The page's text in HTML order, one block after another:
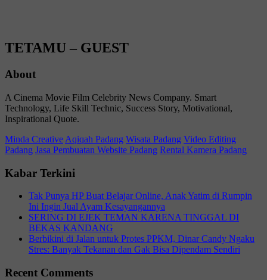
TETAMU – GUEST
About
A Cinema Movie Film Celebrity News Company. Smart
Technology, Life Skill Technic, Success Story, Motivational,
Inspirational Quote.
Minda Creative Aqiqah Padang Wisata Padang Video Editing
Padang Jasa Pembuatan Website Padang Rental Kamera Padang
Kabar Terkini
Tak Punya HP Buat Belajar Online, Anak Yatim di Rumpin
Ini Ingin Jual Ayam Kesayangannya
SERING DI EJEK TEMAN KARENA TINGGAL DI
BEKAS KANDANG
Berbikini di Jalan untuk Protes PPKM, Dinar Candy Ngaku
Stres: Banyak Tekanan dan Gak Bisa Dipendam Sendiri
Recent Comments